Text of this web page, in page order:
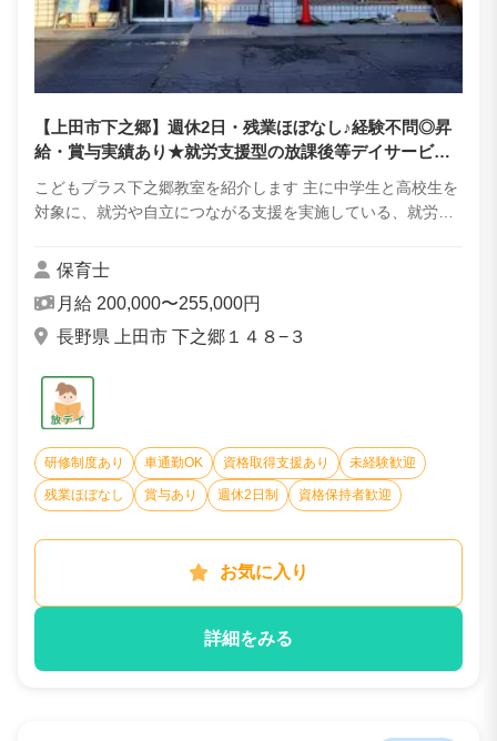
研修制度あり 車通勤OK 資格取得支援あり 未経験歓迎
残業ほぼなし 賞与あり 週休2日制 資格保持者歓迎
【上田市下之郷】週休2日・残業ほぼなし♪経験不問◎昇
給・賞与実績あり★就労支援型の放課後等デイサービス
で、保育士として子どもたちの夢を叶えるお手伝いをし
ませんか？
こどもプラス下之郷教室を紹介します 主に中学生と高校生を
対象に、就労や自立につながる支援を実施している、就労支
個性や興味関心に合わせたプログラムを...
保育士
月給 200,000〜255,000円
長野県 上田市 下之郷１４８−３
お気に入り
詳細をみる